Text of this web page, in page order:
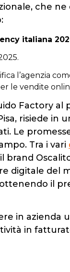
che ne
italiana
l’agenzia
le vendite
Factory al
risiede in
Le
Tra i vari
brand
digitale del
il
in azienda
in